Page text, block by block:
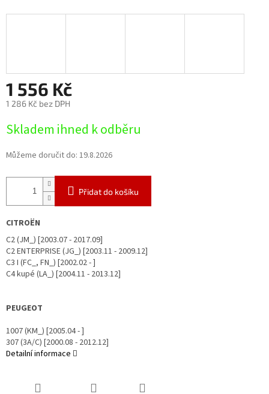
1 556 Kč
1 286 Kč bez DPH
cena:
Skladem ihned k odběru
Můžeme doručit do: 19.8.2026
Přidat do košíku
CITROËN
C2 (JM_) [2003.07 - 2017.09]
C2 ENTERPRISE (JG_) [2003.11 - 2009.12]
C3 I (FC_, FN_) [2002.02 - ]
C4 kupé (LA_) [2004.11 - 2013.12]
PEUGEOT
1007 (KM_) [2005.04 - ]
307 (3A/C) [2000.08 - 2012.12]
Detailní informace